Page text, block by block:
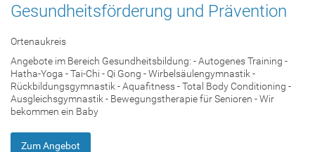
Gesundheitsförderung und Prävention
Ortenaukreis
Angebote im Bereich Gesundheitsbildung: - Autogenes Training -
Hatha-Yoga - Tai-Chi - Qi Gong - Wirbelsäulengymnastik -
Rückbildungsgymnastik - Aquafitness - Total Body Conditioning -
Ausgleichsgymnastik - Bewegungstherapie für Senioren - Wir
bekommen ein Baby
Zum Angebot